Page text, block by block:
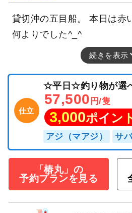
貸切沖の五目船。 本日は赤
何よりでした^_^
続きを表示
仕立
☆平日☆釣り物が選
57,500 円/隻
3,000ポイン
アジ（マアジ） サ
「椿丸」の
予約プランを見る